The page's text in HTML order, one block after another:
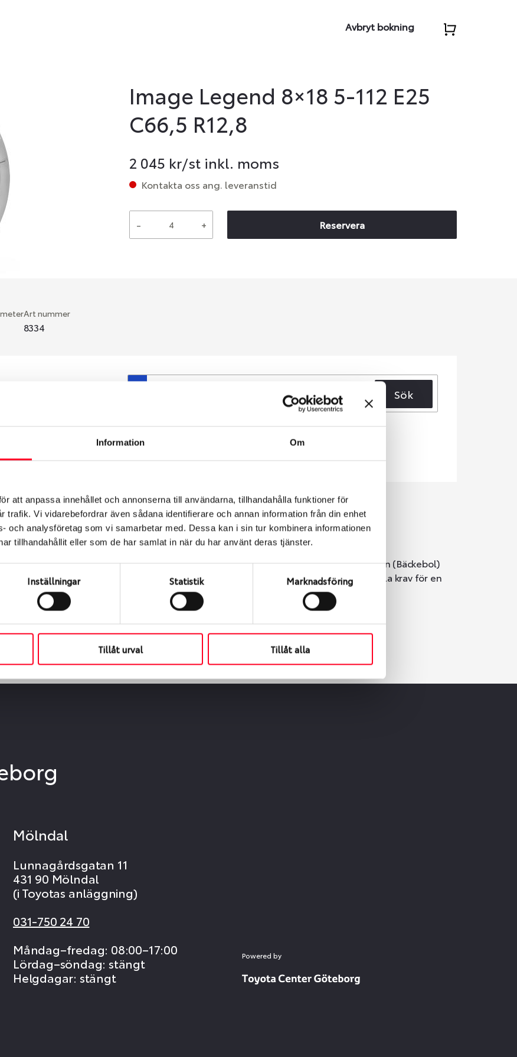
Information Om
att anpassa innehållet och annonserna till användarna, tillhandahålla funktioner för
trafik. Vi vidarebefordrar även sådana identifierare och annan information från din enhet
och analysföretag som vi samarbetar med. Dessa kan i sin tur kombinera informationen
tillhandahållit eller som de har samlat in när du har använt deras tjänster.
Inställningar Statistik Marknadsföring
Tillåt urval Tillåt alla
Avbryt bokning
Image Legend 8×18 5-112 E25
C66,5 R12,8
2 045 kr/st inkl. moms
Kontakta oss ang. leveranstid
- + Reservera
Art nummer
8334
du valt passar din
däck och fälg har
ut under årens lopp
ut från fabrik.
Sök
levereras de direkt till någon av våra däckverkstäder i Göteborg. Välj mellan Hisingen (Bäckebol)
tid för upphämtning eller service. När vi byter dina däck ser vi till att de uppfyller alla krav för en
Mölndal
Lunnagårdsgatan 11
431 90 Mölndal
(i Toyotas anläggning)
031-750 24 70
Måndag–fredag: 08:00–17:00
Lördag–söndag: stängt
Helgdagar: stängt
Powered by